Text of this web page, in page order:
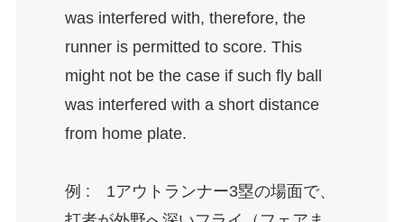
was interfered with, therefore, the
runner is permitted to score. This
might not be the case if such fly ball
was interfered with a short distance
from home plate.
例 : 1アウトランナー3塁の場面で、